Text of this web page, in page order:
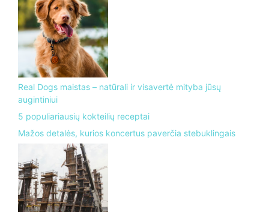
Real Dogs maistas – natūrali ir visavertė mityba jūsų
augintiniui
5 populiariausių kokteilių receptai
Mažos detalės, kurios koncertus paverčia stebuklingais